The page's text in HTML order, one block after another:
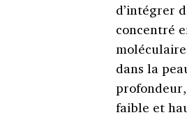
d’intégrer
concentré
dans la
faible et